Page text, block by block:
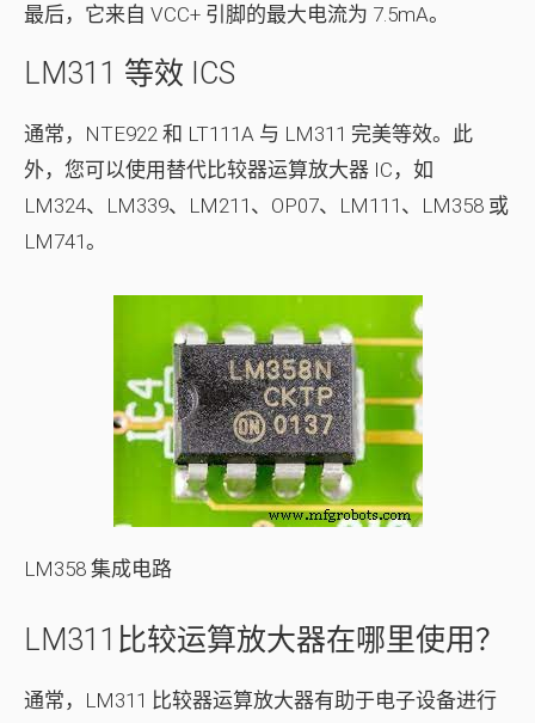
最后，它来自 VCC+ 引脚的最大电流为 7.5mA。
LM311 等效 ICS
通常，NTE922 和 LT111A 与 LM311 完美等效。此
外，您可以使用替代比较器运算放大器 IC，如
LM324、LM339、LM211、OP07、LM111、LM358 或
LM741。
LM358 集成电路
LM311比较运算放大器在哪里使用？
通常，LM311 比较器运算放大器有助于电子设备进行